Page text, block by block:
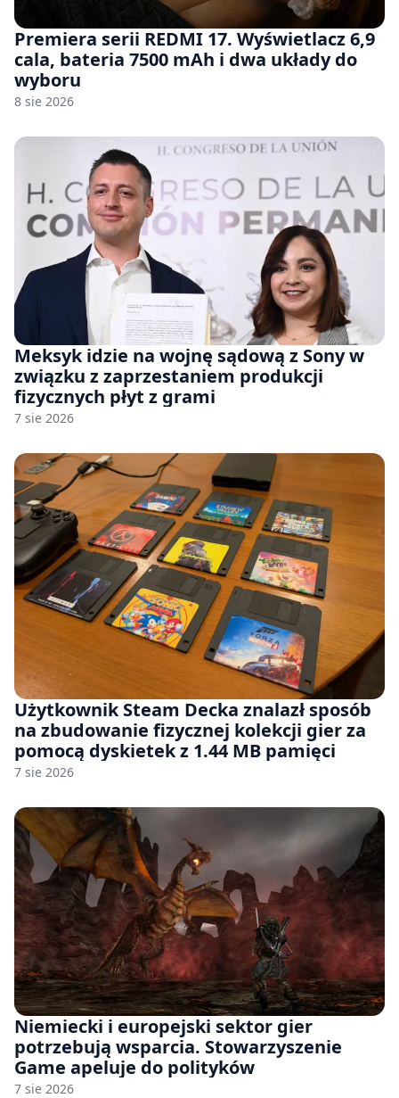
Premiera serii REDMI 17. Wyświetlacz 6,9
cala, bateria 7500 mAh i dwa układy do
wyboru
8 sie 2026
Meksyk idzie na wojnę sądową z Sony w
związku z zaprzestaniem produkcji
fizycznych płyt z grami
7 sie 2026
Użytkownik Steam Decka znalazł sposób
na zbudowanie fizycznej kolekcji gier za
pomocą dyskietek z 1.44 MB pamięci
7 sie 2026
Niemiecki i europejski sektor gier
potrzebują wsparcia. Stowarzyszenie
Game apeluje do polityków
7 sie 2026